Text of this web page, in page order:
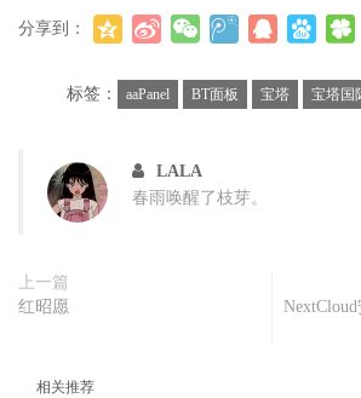
分享到：
标签： aaPanel BT面板 宝塔 宝塔国
LALA
春雨唤醒了枝芽。
上一篇
红昭愿
相关推荐